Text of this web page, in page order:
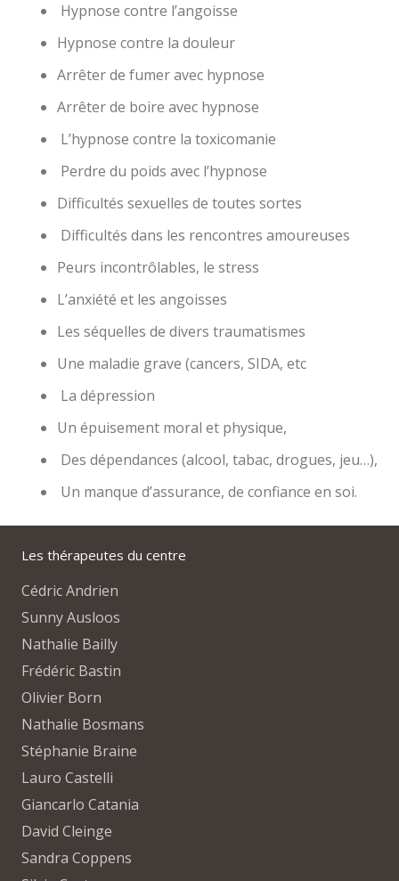
Hypnose contre l’angoisse
Hypnose contre la douleur
Arrêter de fumer avec hypnose
Arrêter de boire avec hypnose
L’hypnose contre la toxicomanie
Perdre du poids avec l’hypnose
Difficultés sexuelles de toutes sortes
Difficultés dans les rencontres amoureuses
Peurs incontrôlables, le stress
L’anxiété et les angoisses
Les séquelles de divers traumatismes
Une maladie grave (cancers, SIDA, etc
La dépression
Un épuisement moral et physique,
Des dépendances (alcool, tabac, drogues, jeu…),
Un manque d’assurance, de confiance en soi.
Les thérapeutes du centre
Cédric Andrien
Sunny Ausloos
Nathalie Bailly
Frédéric Bastin
Olivier Born
Nathalie Bosmans
Stéphanie Braine
Lauro Castelli
Giancarlo Catania
David Cleinge
Sandra Coppens